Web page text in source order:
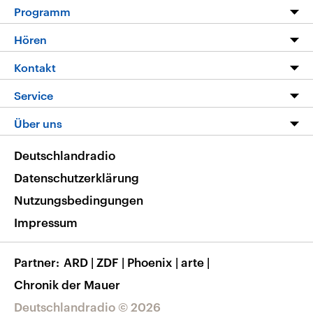
Programm
Programm
Die Nachrichten
Nachrichtenleicht
Neue Beiträge auf dlf.de
Hören
Livestream
Podcasts
Deutschlandfunk App
Nachrichten App
Frequenzen
Kontakt
Hörerservice
Service
FAQ
Veranstaltungen
Musikliste
RSS
Über uns
Barrierefreiheit
Deutschlandradio © 2026
Deutschlandradio
Datenschutzerklärung
Nutzungsbedingungen
Impressum
Partner ARD | ZDF | Phoenix | arte |
Chronik der Mauer